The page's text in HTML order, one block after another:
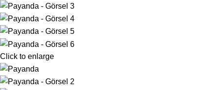
Click to enlarge